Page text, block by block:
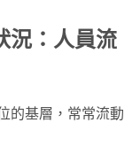
況：人員流
的基層，常常流動